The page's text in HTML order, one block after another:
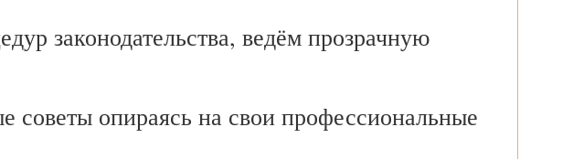
законодательства, ведём прозрачную
советы опираясь на свои профессиональные